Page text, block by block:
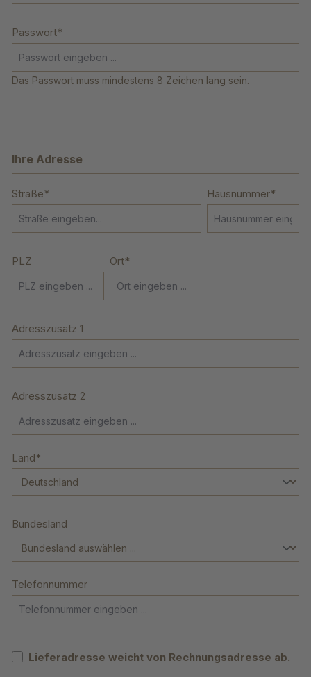
Passwort*
Das Passwort muss mindestens 8 Zeichen lang sein.
Ihre Adresse
Straße* Hausnummer*
PLZ Ort*
Adresszusatz 1
Adresszusatz 2
Land*
Bundesland
Telefonnummer
Lieferadresse weicht von Rechnungsadresse ab.